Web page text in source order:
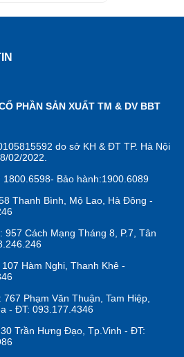
PHẦN SẢN XUẤT TM & DV BBT
do sở KH & ĐT TP. Hà Nội
02/2022.
Bảo hành:1900.6089
Thanh Bình, Mộ Lao, Hà Đông -
957 Cách Mạng Tháng 8, P.7, Tân
Hàm Nghi, Thanh Khê -
Phạm Văn Thuận, Tam Hiệp,
- ĐT: 093.177.4346
Trần Hưng Đạo, Tp.Vinh - ĐT: